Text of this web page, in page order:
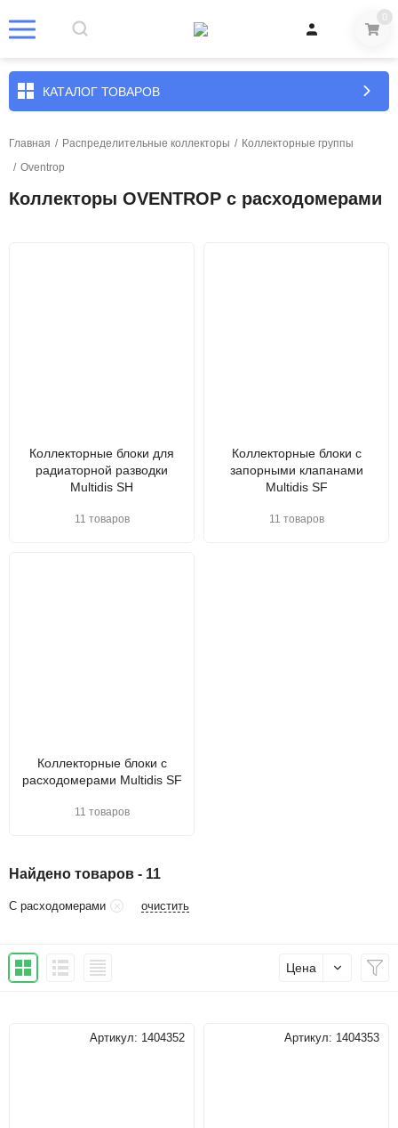
0
КАТАЛОГ ТОВАРОВ
Главная / Распределительные коллекторы / Коллекторные группы
/ Oventrop
Коллекторы OVENTROP с расходомерами
Коллекторные блоки для
радиаторной разводки
Multidis SH
11 товаров
Коллекторные блоки с
запорными клапанами
Multidis SF
11 товаров
Коллекторные блоки с
расходомерами Multidis SF
11 товаров
Найдено товаров - 11
С расходомерами очистить
Цена
Артикул: 1404352 Артикул: 1404353